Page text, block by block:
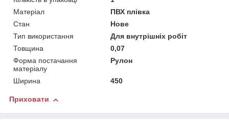
Матеріал
ПВХ плівка
Стан
Нове
Тип використання
Для внутрішніх робіт
Товщина
0,07
Форма постачання
матеріалу
Рулон
Ширина 450
Приховати